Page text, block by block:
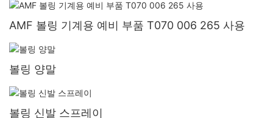
AMF 볼링 기계용 예비 부품 T070 006 265 사용
볼링 양말
볼링 신발 스프레이